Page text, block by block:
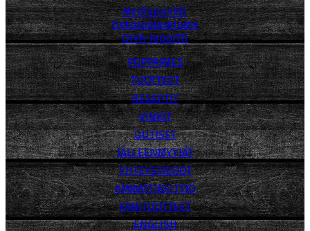
Mediapankki
tietosuojaseloste
OIVA-raportti
POPPAMIES
TUOTTEET
RESEPTIT
VINKIT
UUTISET
JÄLLEENMYYJÄT
YHTEYSTIEDOT
AMMATTIKEITTIÖ
FANITUOTTEET
ENGLISH